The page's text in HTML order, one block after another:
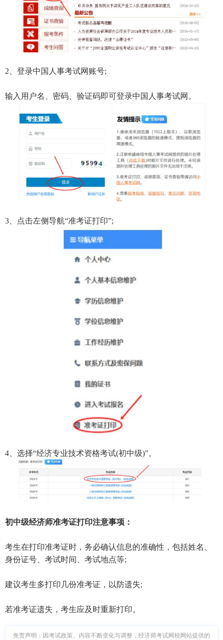
2、登录中国人事考试网账号;
输入用户名、密码、验证码即可登录中国人事考试网。
3、点击左侧导航“准考证打印”;
4、选择“经济专业技术资格考试(初中级)”。
初中级经济师准考证打印注意事项：
考生在打印准考证时，务必确认信息的准确性，包括姓名、
身份证号、考试时间、考试地点等;
建议考生多打印几份准考证，以防遗失;
若准考证遗失，考生应及时重新打印。
免责声明：因考试政策、内容不断变化与调整，经济师考试网校网站提供的